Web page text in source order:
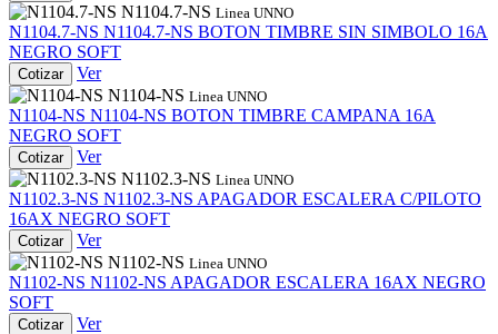
N1104.7-NS Linea UNNO
N1104.7-NS N1104.7-NS BOTON TIMBRE SIN SIMBOLO 16A
NEGRO SOFT
Cotizar
Ver
N1104-NS Linea UNNO
N1104-NS N1104-NS BOTON TIMBRE CAMPANA 16A
NEGRO SOFT
Cotizar
Ver
N1102.3-NS Linea UNNO
N1102.3-NS N1102.3-NS APAGADOR ESCALERA C/PILOTO
16AX NEGRO SOFT
Cotizar
Ver
N1102-NS Linea UNNO
N1102-NS N1102-NS APAGADOR ESCALERA 16AX NEGRO
SOFT
Cotizar
Ver